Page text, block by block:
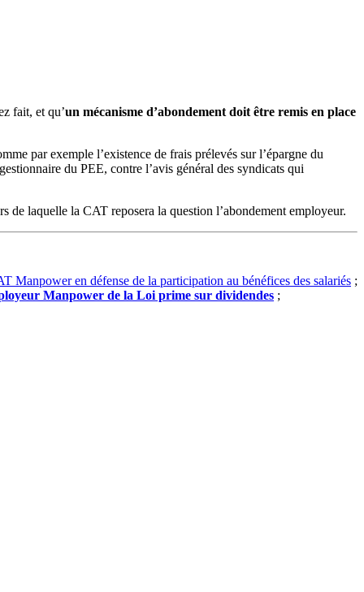
fait, et qu’un mécanisme d’abondement doit être remis en place
par exemple l’existence de frais prélevés sur l’épargne du
du PEE, contre l’avis général des syndicats qui
de laquelle la CAT reposera la question l’abondement employeur.
Manpower en défense de la participation au bénéfices des salariés ;
Manpower de la Loi prime sur dividendes ;